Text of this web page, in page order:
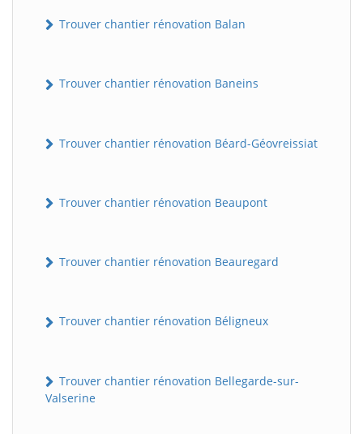
Trouver chantier rénovation Balan
Trouver chantier rénovation Baneins
Trouver chantier rénovation Béard-Géovreissiat
Trouver chantier rénovation Beaupont
Trouver chantier rénovation Beauregard
Trouver chantier rénovation Béligneux
Trouver chantier rénovation Bellegarde-sur-
Valserine